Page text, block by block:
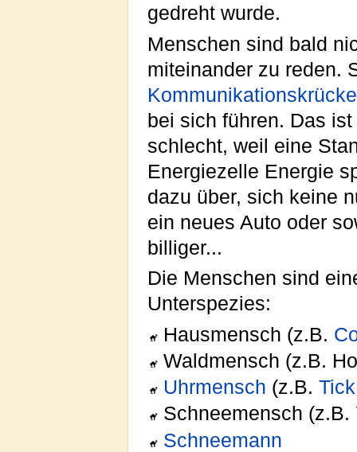
gedreht wurde.
Menschen sind bald
miteinander zu reden.
Kommunikationskrücke
bei sich führen. Das
schlecht, weil eine
Energiezelle Energie
dazu über, sich keine
ein neues Auto oder
billiger...
Die Menschen sind
Unterspezies:
Hausmensch (z.B.
Waldmensch (z.B.
Uhrmensch (z.B.
Schneemensch (z.B.
Schneemann